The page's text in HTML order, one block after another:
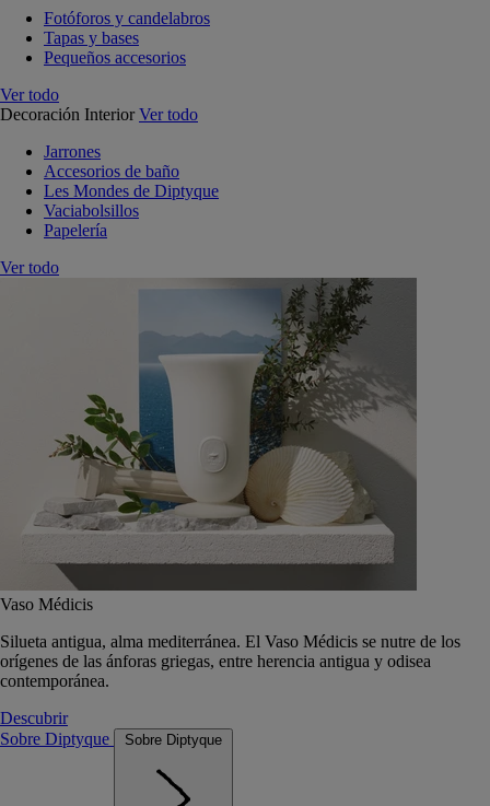
Fotóforos y candelabros
Tapas y bases
Pequeños accesorios
Ver todo
Decoración Interior Ver todo
Jarrones
Accesorios de baño
Les Mondes de Diptyque
Vaciabolsillos
Papelería
Ver todo
Vaso Médicis
Silueta antigua, alma mediterránea. El Vaso Médicis se nutre de los
orígenes de las ánforas griegas, entre herencia antigua y odisea
contemporánea.
Descubrir
Sobre Diptyque
Sobre Diptyque